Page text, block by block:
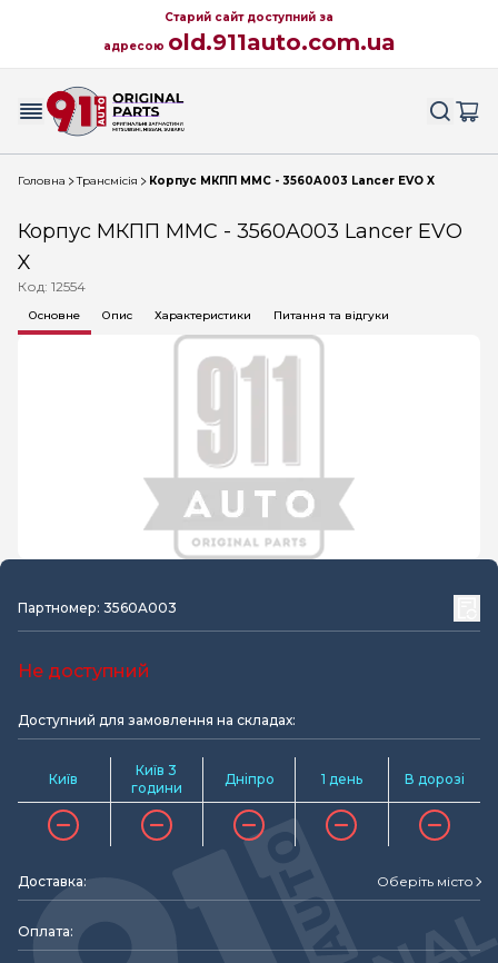
Старий сайт доступний за
адресою old.911auto.com.ua
Головна Трансмісія Корпус МКПП MMC - 3560A003 Lancer EVO X
Корпус МКПП MMC - 3560A003 Lancer EVO
X
Код: 12554
Основне Опис Характеристики Питання та відгуки
Партномер: 3560A003
Не доступний
Доступний для замовлення на складах:
Київ
Київ 3
години
Дніпро 1 день В дорозі
Доставка: Оберіть місто
Оплата: